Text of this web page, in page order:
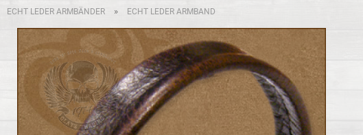
ECHT LEDER ARMBÄNDER » ECHT LEDER ARMBAND